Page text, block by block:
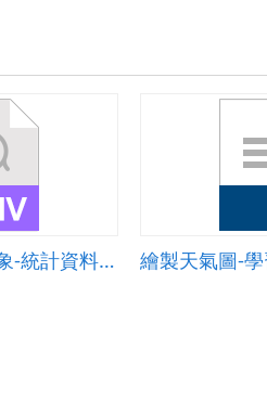
《婚姻、婚配現象-統計資料》影片 繪製天氣圖-